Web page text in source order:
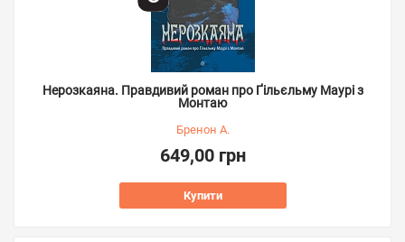
Нерозкаяна. Правдивий роман про Ґільєльму Маурі з
Монтаю
Бренон А.
649,00 грн
Купити